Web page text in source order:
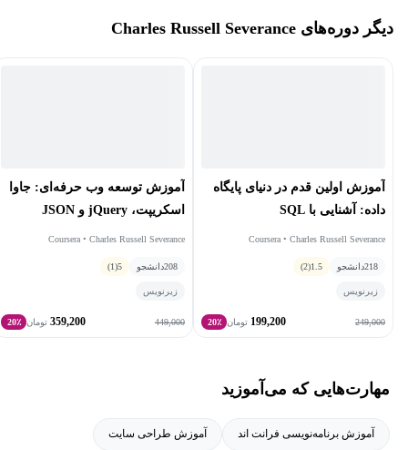
تلویزیونی ملی درباره اینترنت که برای چندین سال در سیستم کابلی
دیگر دوره‌های Charles Russell Severance
آموزش اولین قدم در دنیای پایگاه
داده: آشنایی با SQL
Coursera • Charles Russell Severance
218دانشجو 1.5
(2)
زیرنویس
249,000
199,200 تومان 20٪
آموزش توسعه وب حرفه‌ای: جاوا
اسکریپت، jQuery و JSON
Coursera • Charles Russell Severance
208دانشجو 5
(1)
زیرنویس
449,000
359,200 تومان 20٪
مهارت‌هایی که می‌آموزید
آموزش برنامه‌نویسی فرانت اند آموزش طراحی سایت